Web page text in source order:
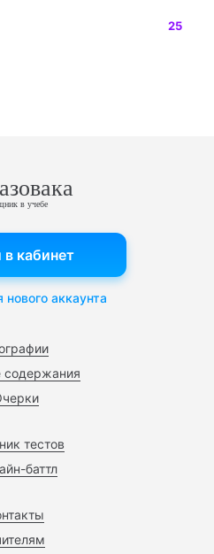
25
в учебе
содержания
тестов
баттл
в кабинет
нового аккаунта